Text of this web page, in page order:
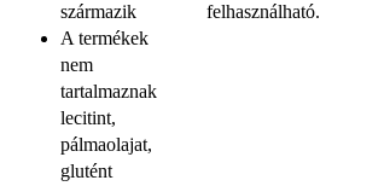
származik
A termékek
nem
tartalmaznak
lecitint,
pálmaolajat,
glutént
felhasználható.